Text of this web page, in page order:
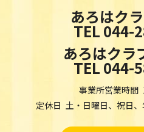
あろはク
TEL 044-
あろはクラ
TEL 044-
事業所営業時間
定休日 土・日曜日、祝日、